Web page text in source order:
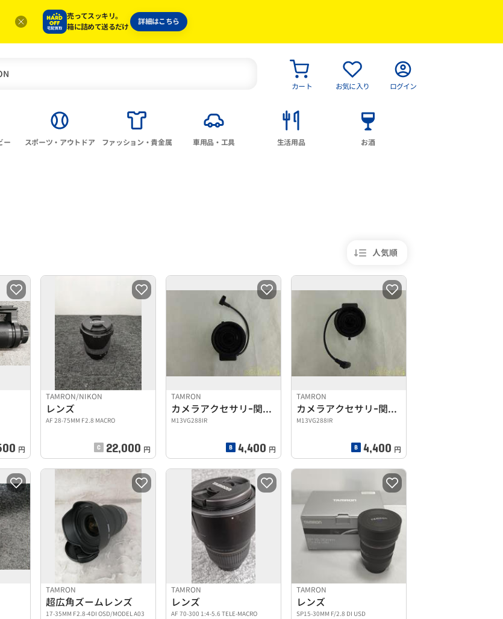
売ってスッキリ。
箱に詰めて送るだけ
詳細はこちら
カート お気に入り ログイン
ー スポーツ・アウトドア ファッション・貴金属 車用品・工具 生活用品 お酒
人気順
円
TAMRON/NIKON
レンズ
AF 28-75MM F2.8 MACRO
22,000 円
TAMRON
カメラアクセサリｰ関連商品
M13VG288IR
4,400 円
TAMRON
カメラアクセサリｰ関連商品
M13VG288IR
4,400 円
TAMRON
超広角ズームレンズ
17-35MM F2.8-4DI OSD/MODEL A03
TAMRON
レンズ
AF 70-300 1:4-5.6 TELE-MACRO
TAMRON
レンズ
SP15-30MM F/2.8 DI USD